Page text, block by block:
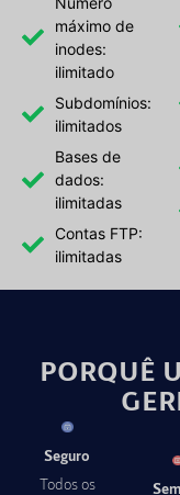
máximo de
inodes:
ilimitado
Subdomínios:
ilimitados
Bases de
dados:
ilimitadas
Contas FTP:
ilimitadas
PORQUÊ
Seguro
Todos os